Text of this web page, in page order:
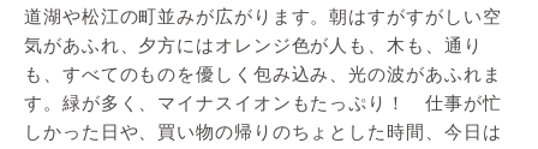
道湖や松江の町並みが広がります。朝はすがすがしい空
気があふれ、夕方にはオレンジ色が人も、木も、通り
も、すべてのものを優しく包み込み、光の波があふれま
す。緑が多く、マイナスイオンもたっぷり！ 仕事が忙
しかった日や、買い物の帰りのちょとした時間、今日は